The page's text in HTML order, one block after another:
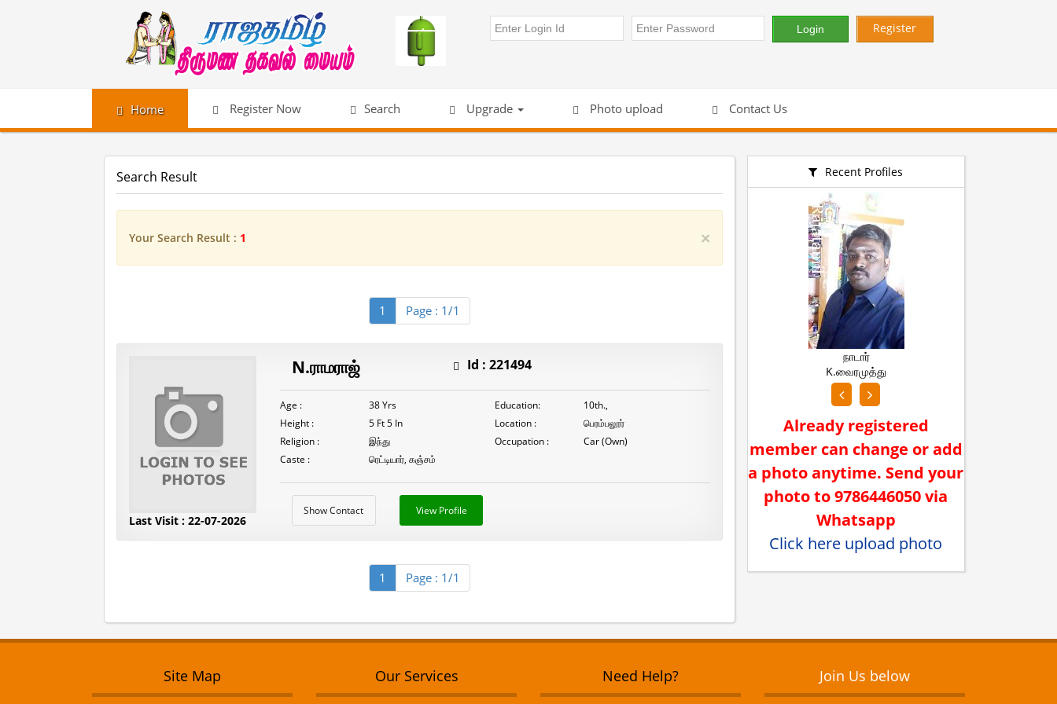
Register
Home Register Now Search Upgrade Photo upload Contact Us
Search Result
×
Your Search Result : 1
1 Page : 1/1
Last Visit : 22-07-2026
N.ராமராஜ் Id :221494
Age :
38 Yrs
Height :
5 Ft 5 In
Religion :
இந்து
Caste :
ரெட்டியார், கஞ்சம்
Education:
10th.,
Location :
பெரம்பலூர்
Occupation :
Car (Own)
Show Contact View Profile
1 Page : 1/1
Recent Profiles
நாடார்
K.வைரமுத்து
Already registered
member can change or add
a photo anytime. Send your
photo to 9786446050 via
Whatsapp
Click here upload photo
Site Map Our Services Need Help? Join Us below